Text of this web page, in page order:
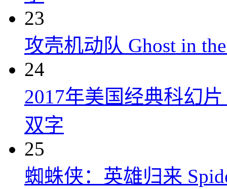
23
攻壳机动队 Ghost in
24
2017年美国经典科幻
双字
25
蜘蛛侠：英雄归来